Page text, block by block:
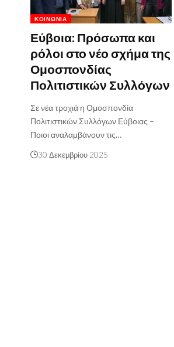
ΚΟΙΝΩΝΊΑ
Εύβοια: Πρόσωπα και
ρόλοι στο νέο σχήμα της
Ομοσπονδίας
Πολιτιστικών Συλλόγων
Σε νέα τροχιά η Ομοσπονδία
Πολιτιστικών Συλλόγων Εύβοιας –
Ποιοι αναλαμβάνουν τις…
30 Δεκεμβρίου 2025